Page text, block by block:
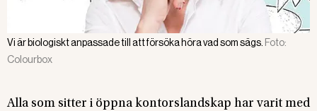
Vi är biologiskt anpassade till att försöka höra vad som sägs. Foto:
Colourbox
Alla som sitter i öppna kontorslandskap har varit med